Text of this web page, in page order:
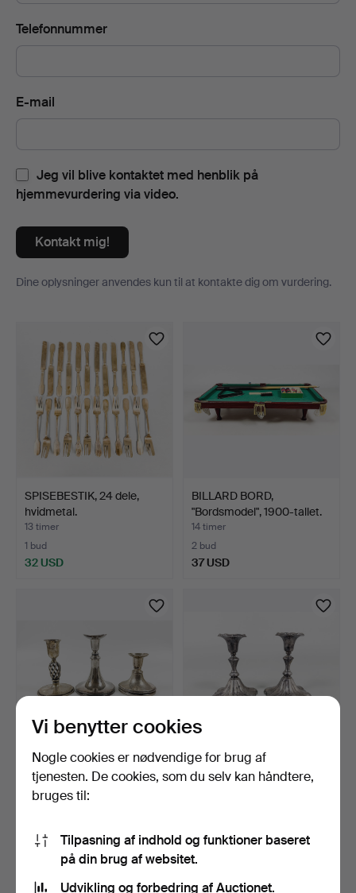
Telefonnummer
E-mail
Jeg vil blive kontaktet med henblik på
hjemmevurdering via video.
Kontakt mig!
Dine oplysninger anvendes kun til at kontakte dig om vurdering.
SPISEBESTIK, 24 dele,
hvidmetal.
13 timer
1 bud
32 USD
BILLARD BORD,
"Bordsmodel", 1900-tallet.
14 timer
2 bud
37 USD
LYSESTAGER, 3 stk., sølv,
delvist fyldt bu…
15 timer
LYSESTAGER, Et par,
Rokokostil, Nysølv, Fy…
Vi benytter cookies
Nogle cookies er nødvendige for brug af
tjenesten. De cookies, som du selv kan håndtere,
bruges til:
Tilpasning af indhold og funktioner baseret
på din brug af websitet.
Udvikling og forbedring af Auctionet.